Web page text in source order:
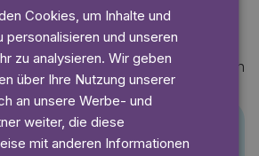
Mehr anzeigen
GERMAN
Cookies, um Inhalte und
personalisieren und unseren
zu analysieren. Wir geben
über Ihre Nutzung unserer
an unsere Werbe- und
weiter, die diese
mit anderen Informationen